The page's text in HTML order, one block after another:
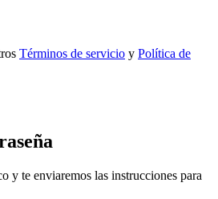
Términos de servicio y Política de
y te enviaremos las instrucciones para